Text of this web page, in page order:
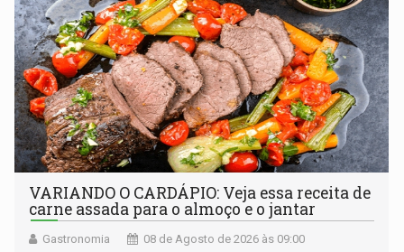
VARIANDO O CARDÁPIO: Veja essa receita de
carne assada para o almoço e o jantar
Gastronomia 08 de Agosto de 2026 às 09:00